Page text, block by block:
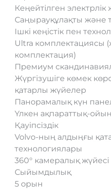
Кеңейтілген
Саңырауқұлақты және
Ішкі кеңістік пен
Ultra комплектациясы
комплектация)
Премиум
Жүргізушіге көмек
қатарлы жүйелер
Панорамалық күн
Үлкен ақпараттық-
Қауіпсіздік
Volvo-ның алдыңғы
технологиялары
360° камералық жүйесі
Сыйымдылық
5 орын